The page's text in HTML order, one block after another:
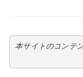
本サイトのコンテ